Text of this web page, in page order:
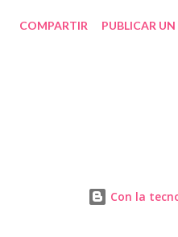
COMPARTIR
PUBLICAR
Con la